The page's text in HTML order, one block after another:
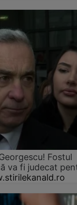
Fostul
va fi judecat